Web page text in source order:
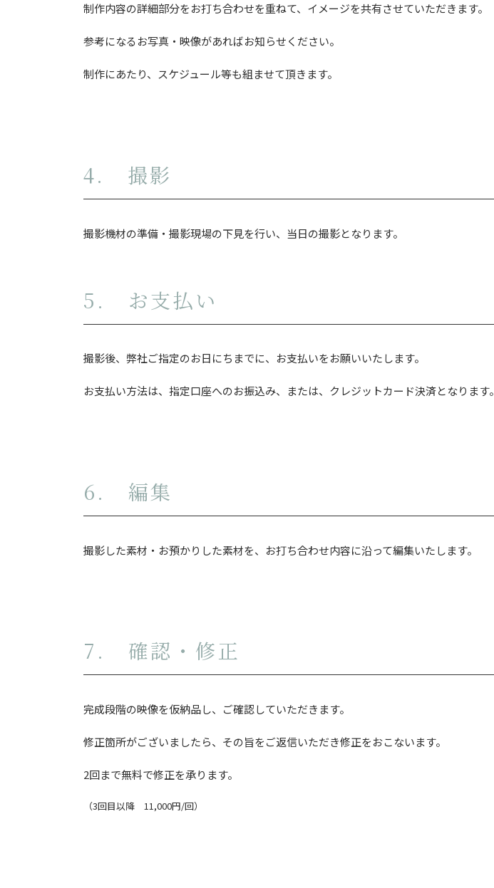
制作内容の詳細部分をお打ち合わせを重ねて、イメージを共有させていただきます。
参考になるお写真・映像があればお知らせください。
制作にあたり、スケジュール等も組ませて頂きます。
4. 撮影
撮影機材の準備・撮影現場の下見を行い、当日の撮影となります。
5. お支払い
撮影後、弊社ご指定のお日にちまでに、お支払いをお願いいたします。
お支払い方法は、指定口座へのお振込み、または、クレジットカード決済となります。
6. 編集
撮影した素材・お預かりした素材を、お打ち合わせ内容に沿って編集いたします。
7. 確認・修正
完成段階の映像を仮納品し、ご確認していただきます。
修正箇所がございましたら、その旨をご返信いただき修正をおこないます。
2回まで無料で修正を承ります。
（3回目以降 11,000円/回）